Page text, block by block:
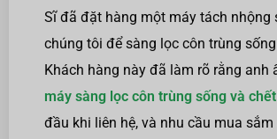
Sĩ đã đặt hàng một máy tách nhộng
chúng tôi để sàng lọc côn trùng
Khách hàng này đã làm rõ rằng anh
máy sàng lọc côn trùng sống và chết
đầu khi liên hệ, và nhu cầu mua